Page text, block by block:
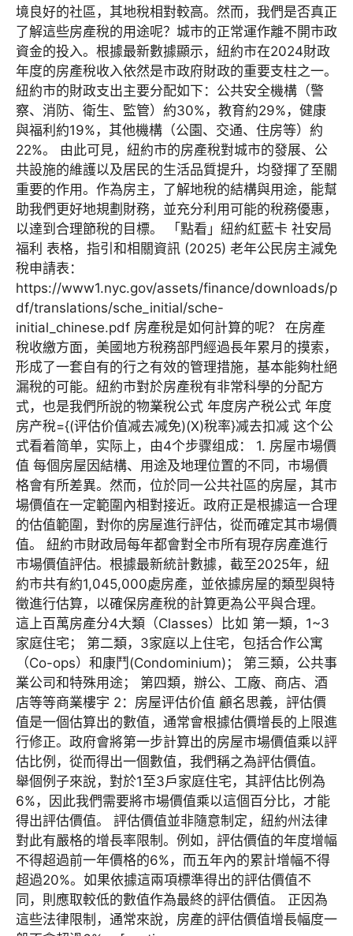
境良好的社區，其地稅相對較高。然而，我們是否真正
了解這些房產稅的用途呢？城市的正常運作離不開市政
資金的投入。根據最新數據顯示，紐約市在2024財政
年度的房產稅收入依然是市政府財政的重要支柱之一。
紐約市的財政支出主要分配如下：公共安全機構（警
察、消防、衛生、監管）約30%，教育約29%，健康
與福利約19%，其他機構（公園、交通、住房等）約
22%。 由此可見，紐約市的房產稅對城市的發展、公
共設施的維護以及居民的生活品質提升，均發揮了至關
重要的作用。作為房主，了解地稅的結構與用途，能幫
助我們更好地規劃財務，並充分利用可能的稅務優惠，
以達到合理節稅的目標。 「點看」紐約紅藍卡 社安局
福利 表格，指引和相關資訊 (2025) 老年公民房主減免
稅申請表：
https://www1.nyc.gov/assets/finance/downloads/p
df/translations/sche_initial/sche-
initial_chinese.pdf 房產稅是如何計算的呢？ 在房產
稅收繳方面，美國地方稅務部門經過長年累月的摸索，
形成了一套自有的行之有效的管理措施，基本能夠杜絕
漏稅的可能。紐約市對於房產稅有非常科學的分配方
式，也是我們所說的物業稅公式 年度房产税公式 年度
房产稅={(评估价值减去减免)(X)稅率}减去扣减 这个公
式看着简单，实际上，由4个步骤组成： 1. 房屋市場價
值 每個房屋因結構、用途及地理位置的不同，市場價
格會有所差異。然而，位於同一公共社區的房屋，其市
場價值在一定範圍內相對接近。政府正是根據這一合理
的估值範圍，對你的房屋進行評估，從而確定其市場價
值。 紐約市財政局每年都會對全市所有現存房產進行
市場價值評估。根據最新統計數據，截至2025年，紐
約市共有約1,045,000處房產，並依據房屋的類型與特
徵進行估算，以確保房產稅的計算更為公平與合理。
這上百萬房產分4大類（Classes）比如 第一類，1~3
家庭住宅； 第二類，3家庭以上住宅，包括合作公寓
（Co-ops）和康鬥(Condominium)； 第三類，公共事
業公司和特殊用途； 第四類，辦公、工廠、商店、酒
店等等商業樓宇 2：房屋评估价值 顧名思義，評估價
值是一個估算出的數值，通常會根據估價增長的上限進
行修正。政府會將第一步計算出的房屋市場價值乘以評
估比例，從而得出一個數值，我們稱之為評估價值。
舉個例子來說，對於1至3戶家庭住宅，其評估比例為
6%，因此我們需要將市場價值乘以這個百分比，才能
得出評估價值。 評估價值並非隨意制定，紐約州法律
對此有嚴格的增長率限制。例如，評估價值的年度增幅
不得超過前一年價格的6%，而五年內的累計增幅不得
超過20%。如果依據這兩項標準得出的評估價值不
同，則應取較低的數值作為最終的評估價值。 正因為
這些法律限制，通常來說，房產的評估價值增長幅度一